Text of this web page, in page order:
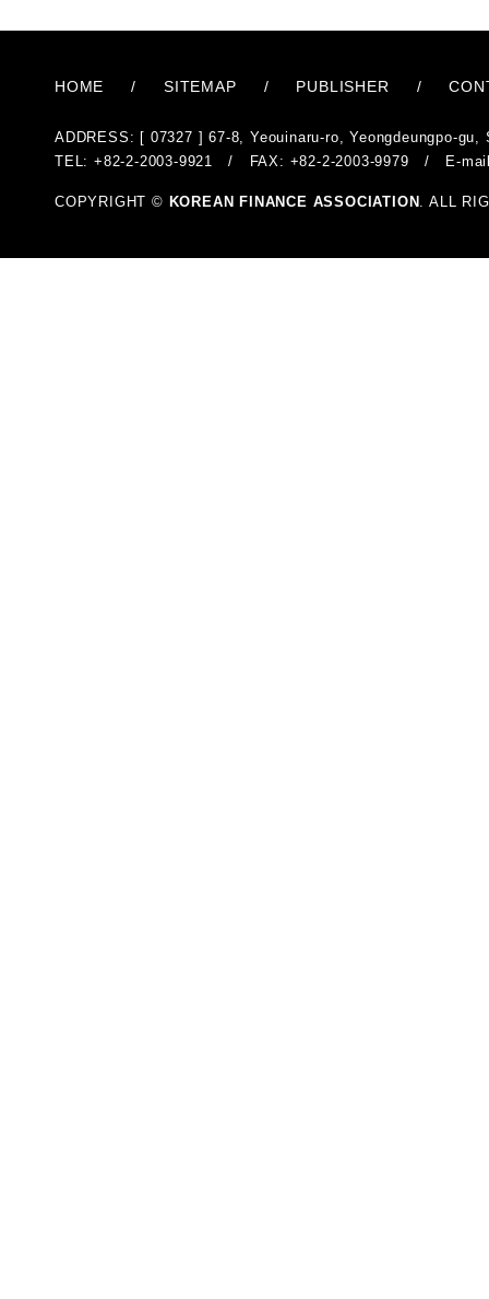
HOME / SITEMAP / PUBLISHER /
ADDRESS: [ 07327 ] 67-8, Yeouinaru-ro, Yeongdeungpo-gu,
TEL: +82-2-2003-9921 / FAX: +82-2-2003-9979 / E-
COPYRIGHT © KOREAN FINANCE ASSOCIATION . ALL